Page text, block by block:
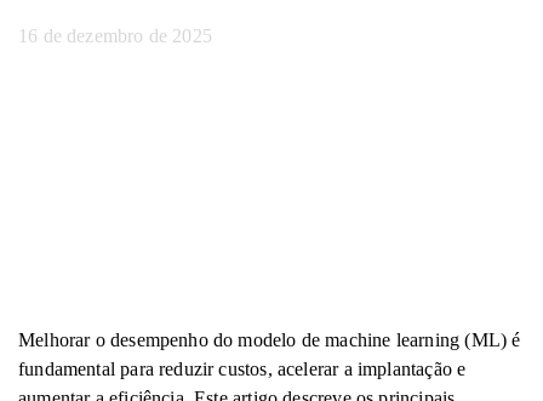
16 de dezembro de 2025
Melhorar o desempenho do modelo de machine learning (ML) é
fundamental para reduzir custos, acelerar a implantação e